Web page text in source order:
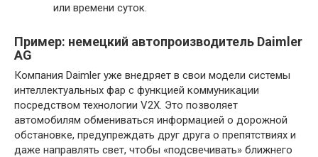
или времени суток.
Пример: немецкий автопроизводитель Daimler
AG
Компания Daimler уже внедряет в свои модели системы
интеллектуальных фар с функцией коммуникации
посредством технологии V2X. Это позволяет
автомобилям обмениваться информацией о дорожной
обстановке, предупреждать друг друга о препятствиях и
даже направлять свет, чтобы «подсвечивать» ближнего